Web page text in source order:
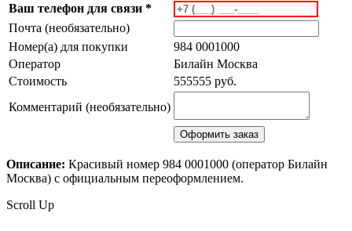
Ваш телефон для связи *
Почта (необязательно)
Номер(а) для покупки
984 0001000
Оператор
Билайн Москва
Стоимость
555555 руб.
Комментарий (необязательно)
Описание: Красивый номер 984 0001000 (оператор Билайн
Москва) с официальным переоформлением.
Scroll Up